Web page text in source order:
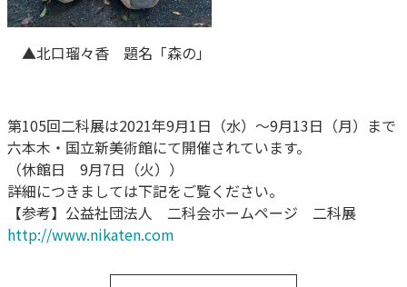
▲北口瑠々香 題名「森の」
第105回二科展は2021年9月1日（水）～9月13日（月）まで
六本木・国立新美術館にて開催されています。
（休館日 9月7日（火））
詳細につきましては下記をご覧ください。
【参考】公益社団法人 二科会ホームページ 二科展
http://www.nikaten.com